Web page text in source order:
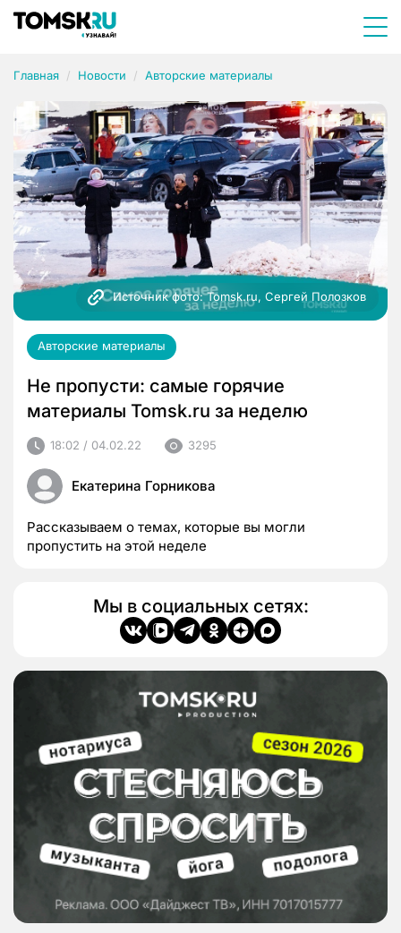
Главная Новости Авторские материалы
Источник фото: Tomsk.ru, Сергей Полозков
Авторские материалы
Не пропусти: самые горячие
материалы Tomsk.ru за неделю
18:02 / 04.02.22 3295
Екатерина Горникова
Рассказываем о темах, которые вы могли
пропустить на этой неделе
Мы в социальных сетях: